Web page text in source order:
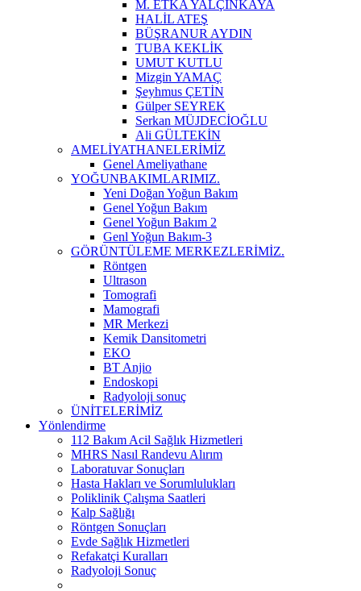
M. ETKA YALÇINKAYA
HALİL ATEŞ
BÜŞRANUR AYDIN
TUBA KEKLİK
UMUT KUTLU
Mizgin YAMAÇ
Şeyhmus ÇETİN
Gülper SEYREK
Serkan MÜJDECİOĞLU
Ali GÜLTEKİN
AMELİYATHANELERİMİZ
Genel Ameliyathane
YOĞUNBAKIMLARIMIZ.
Yeni Doğan Yoğun Bakım
Genel Yoğun Bakım
Genel Yoğun Bakım 2
Genl Yoğun Bakım-3
GÖRÜNTÜLEME MERKEZLERİMİZ.
Röntgen
Ultrason
Tomografi
Mamografi
MR Merkezi
Kemik Dansitometri
EKO
BT Anjio
Endoskopi
Radyoloji sonuç
ÜNİTELERİMİZ
Yönlendirme
112 Bakım Acil Sağlık Hizmetleri
MHRS Nasıl Randevu Alırım
Laboratuvar Sonuçları
Hasta Hakları ve Sorumlulukları
Poliklinik Çalışma Saatleri
Kalp Sağlığı
Röntgen Sonuçları
Evde Sağlık Hizmetleri
Refakatçi Kuralları
Radyoloji Sonuç